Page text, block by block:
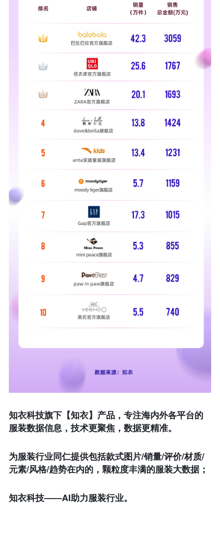
知衣科技旗下【知衣】产品，专注海内外各平台的
服装数据信息，技术更聚焦，数据更精准。
为服装行业同仁提供包括款式图片/销量/评价/材质/
元素/风格/趋势在内的，颗粒度丰满的服装大数据；
知衣科技——AI助力服装行业。